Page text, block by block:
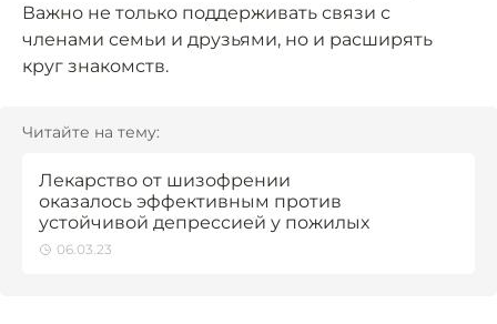
Важно не только поддерживать связи с
членами семьи и друзьями, но и расширять
круг знакомств.
Читайте на тему:
Лекарство от шизофрении
оказалось эффективным против
устойчивой депрессией у пожилых
06.03.23